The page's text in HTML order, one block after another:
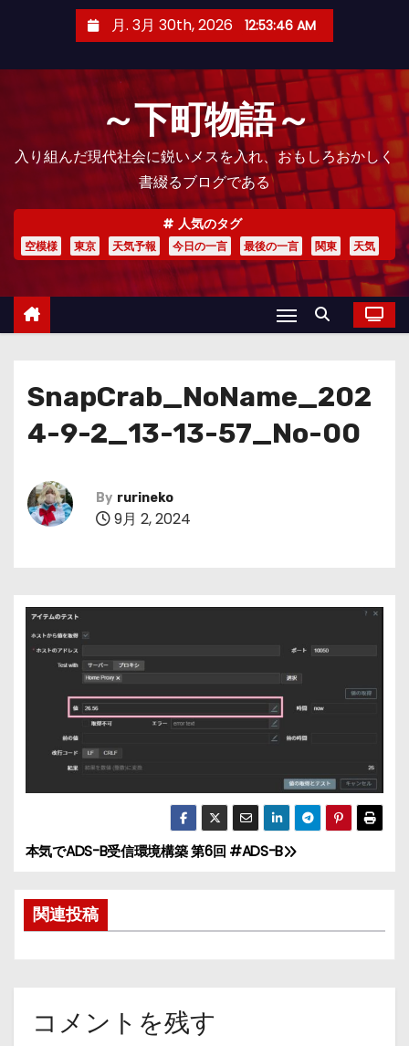
月. 3月 30th, 2026 12:53:47 AM
～下町物語～
入り組んだ現代社会に鋭いメスを入れ、おもしろおかしく
書綴るブログである
人気のタグ
空模様 東京 天気予報 今日の一言 最後の一言 関東 天気
SnapCrab_NoName_202
4-9-2_13-13-57_No-00
By rurineko
9月 2, 2024
投
稿
ナ
ゲ
本気でADS-B受信環境構築 第6回 #ADS-B
関連投稿
コメントを残す